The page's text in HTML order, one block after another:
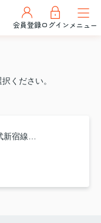
会員登録ログインメニュー
ください。